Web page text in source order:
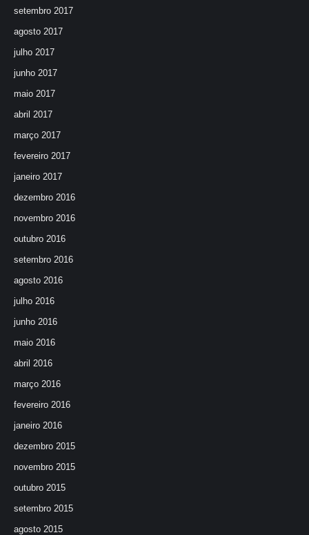
setembro 2017
agosto 2017
julho 2017
junho 2017
maio 2017
abril 2017
março 2017
fevereiro 2017
janeiro 2017
dezembro 2016
novembro 2016
outubro 2016
setembro 2016
agosto 2016
julho 2016
junho 2016
maio 2016
abril 2016
março 2016
fevereiro 2016
janeiro 2016
dezembro 2015
novembro 2015
outubro 2015
setembro 2015
agosto 2015